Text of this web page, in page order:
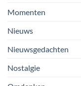
Momenten
Nieuws
Nieuwsgedachten
Nostalgie